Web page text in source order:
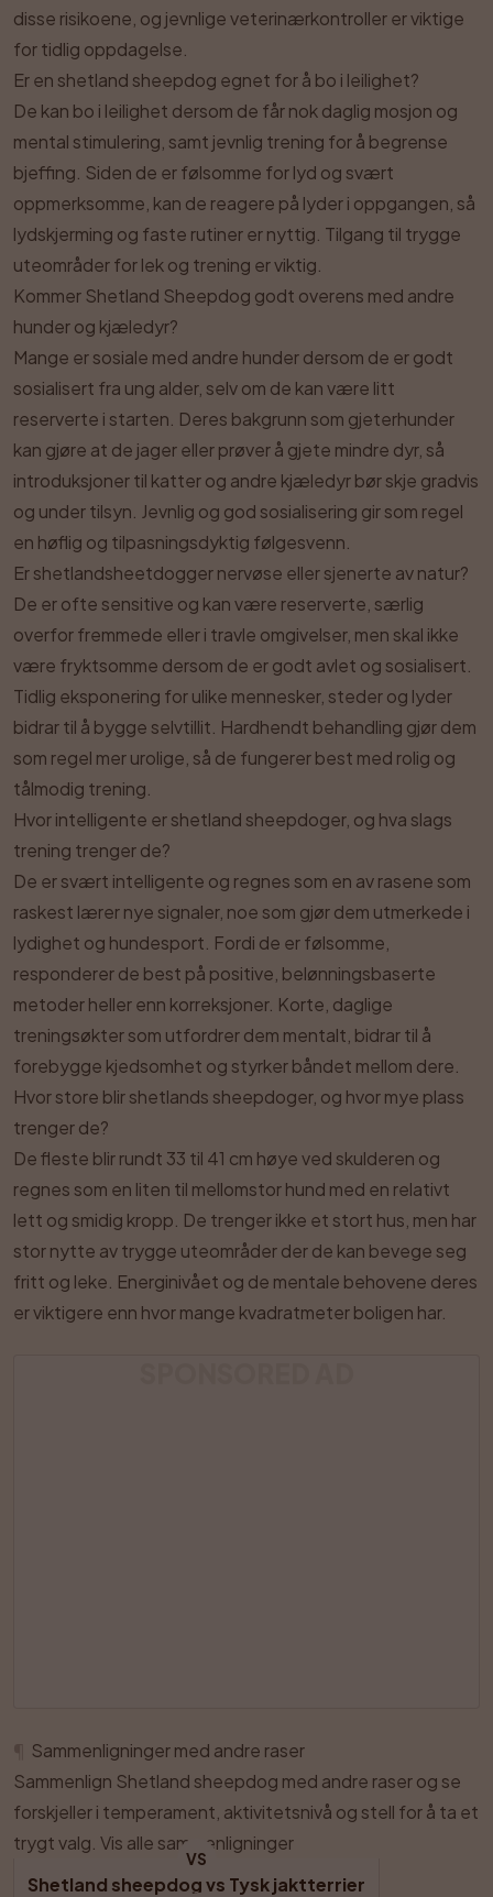
disse risikoene, og jevnlige veterinærkontroller er viktige
for tidlig oppdagelse.
Er en shetland sheepdog egnet for å bo i leilighet?
De kan bo i leilighet dersom de får nok daglig mosjon og
mental stimulering, samt jevnlig trening for å begrense
bjeffing. Siden de er følsomme for lyd og svært
oppmerksomme, kan de reagere på lyder i oppgangen, så
lydskjerming og faste rutiner er nyttig. Tilgang til trygge
uteområder for lek og trening er viktig.
Kommer Shetland Sheepdog godt overens med andre
hunder og kjæledyr?
Mange er sosiale med andre hunder dersom de er godt
sosialisert fra ung alder, selv om de kan være litt
reserverte i starten. Deres bakgrunn som gjeterhunder
kan gjøre at de jager eller prøver å gjete mindre dyr, så
introduksjoner til katter og andre kjæledyr bør skje gradvis
og under tilsyn. Jevnlig og god sosialisering gir som regel
en høflig og tilpasningsdyktig følgesvenn.
Er shetlandsheetdogger nervøse eller sjenerte av natur?
De er ofte sensitive og kan være reserverte, særlig
overfor fremmede eller i travle omgivelser, men skal ikke
være fryktsomme dersom de er godt avlet og sosialisert.
Tidlig eksponering for ulike mennesker, steder og lyder
bidrar til å bygge selvtillit. Hardhendt behandling gjør dem
som regel mer urolige, så de fungerer best med rolig og
tålmodig trening.
Hvor intelligente er shetland sheepdoger, og hva slags
trening trenger de?
De er svært intelligente og regnes som en av rasene som
raskest lærer nye signaler, noe som gjør dem utmerkede i
lydighet og hundesport. Fordi de er følsomme,
responderer de best på positive, belønningsbaserte
metoder heller enn korreksjoner. Korte, daglige
treningsøkter som utfordrer dem mentalt, bidrar til å
forebygge kjedsomhet og styrker båndet mellom dere.
Hvor store blir shetlands sheepdoger, og hvor mye plass
trenger de?
De fleste blir rundt 33 til 41 cm høye ved skulderen og
regnes som en liten til mellomstor hund med en relativt
lett og smidig kropp. De trenger ikke et stort hus, men har
stor nytte av trygge uteområder der de kan bevege seg
fritt og leke. Energinivået og de mentale behovene deres
er viktigere enn hvor mange kvadratmeter boligen har.
Sammenligninger med andre raser
Sammenlign Shetland sheepdog med andre raser og se
forskjeller i temperament, aktivitetsnivå og stell for å ta et
trygt valg. Vis alle sammenligninger
VS
Shetland sheepdog vs Tysk jaktterrier